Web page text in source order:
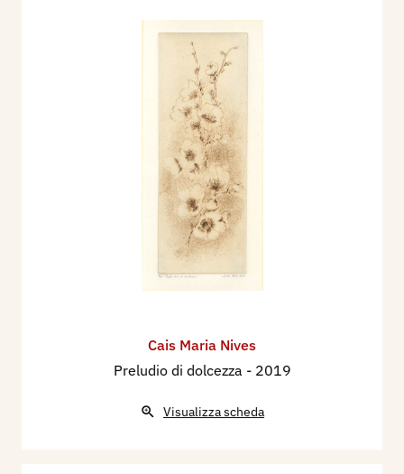
Cais Maria Nives
Preludio di dolcezza - 2019
Visualizza scheda